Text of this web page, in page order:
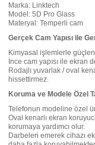
Marka: Linktech
Model: 5D Pro Glass
Materyal: Temperli cam
Gerçek Cam Yapısı ile
Kimyasal işlemlerle
İnce cam yapısı ile ekran
Rodajlı yuvarlak / oval
hissettirmez.
Koruma ve Modele Özel
Telefonun modeline özel
Oval kenarlı ekran
korumaya yardımcı olur.
Darbeleri emerek cihazı